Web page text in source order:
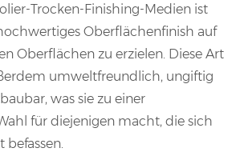
Trocken-Finishing-Medien ist
Oberflächenfinish auf
Oberflächen zu erzielen. Diese Art
umweltfreundlich, ungiftig
was sie zu einer
für diejenigen macht, die sich